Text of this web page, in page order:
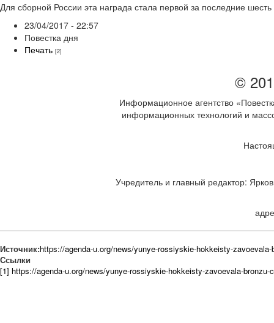
Для сборной России эта награда стала первой за последние
23/04/2017 - 22:57
Повестка дня
Печать [2]
©
Информационное агентство
информационных технологий и
Учредитель и главный редактор:
Источник:https://agenda-u.org/news/yunye-rossiyskie-hokkeisty-zavoevala-
Ссылки
[1] https://agenda-u.org/news/yunye-rossiyskie-hokkeisty-zavoevala-bronzu-